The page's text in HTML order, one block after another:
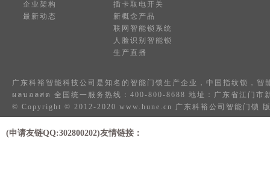
企业架构
最新动态
插卡取电开关
新概念产品
联网智能锁系统
人脸识别智能锁
生产直播
广东科裕智能科技公司是知名的 智能门锁 生产企业，中国 指纹锁 ， 智
ผลบอลสด 全国统一服务热线：400-800-8688 地址：广东省江门市
© Copyright © 2012-2020 www.hune.cn 广东科裕公司智能门锁
(申请友链QQ:302800202)友情链接：